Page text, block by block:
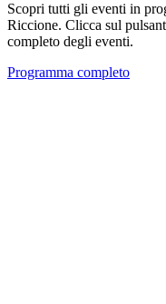
Scopri tutti gli eventi in
Riccione. Clicca sul
completo degli eventi.
Programma completo